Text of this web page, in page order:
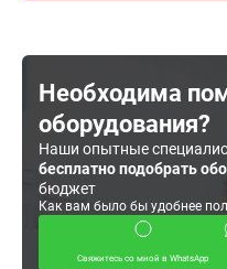
Необходима
оборудования?
Наши опытные
бесплатно подобрать
бюджет
Как вам было бы удобнее
Свяжитесь со мной в WhatsApp